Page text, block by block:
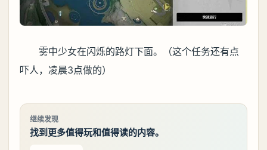
雾中少女在闪烁的路灯下面。（这个任务还有点
吓人，凌晨3点做的）
继续发现
找到更多值得玩和值得读的内容。